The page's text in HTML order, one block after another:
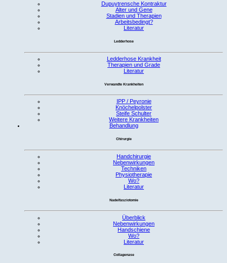
Dupuytrensche Kontraktur
Alter und Gene
Stadien und Therapien
Arbeitsbedingt?
Literatur
Ledderhose
Ledderhose Krankheit
Therapien und Grade
Literatur
Verwandte Krankheiten
IPP / Peyronie
Knöchelpolster
Steife Schulter
Weitere Krankheiten
Behandlung
Chirurgie
Handchirurgie
Nebenwirkungen
Techniken
Physiotherapie
Wo?
Literatur
Nadelfasziotomie
Überblick
Nebenwirkungen
Handschiene
Wo?
Literatur
Collagenase